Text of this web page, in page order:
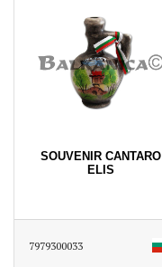
SOUVENIR CANTARO
ELIS
7979300033